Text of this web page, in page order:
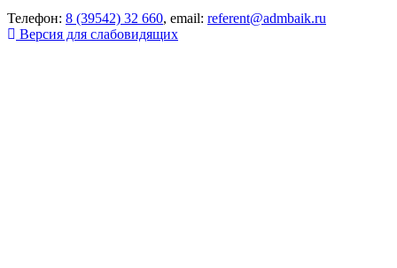
Телефон: 8 (39542) 32 660, email: referent@admbaik.ru
Версия для слабовидящих